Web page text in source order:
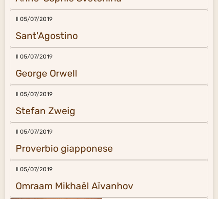
Il 05/07/2019
Sant'Agostino
Il 05/07/2019
George Orwell
Il 05/07/2019
Stefan Zweig
Il 05/07/2019
Proverbio giapponese
Il 05/07/2019
Omraam Mikhaël Aïvanhov